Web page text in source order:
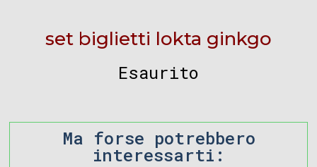
set biglietti lokta ginkgo
Esaurito
Ma forse potrebbero
interessarti: